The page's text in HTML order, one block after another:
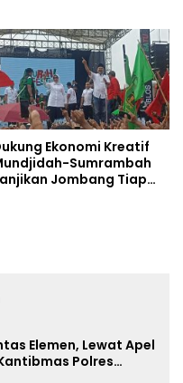
Ekonomi Kreatif
Sumrambah
Jombang Tiap
Elemen, Lewat Apel
Polres